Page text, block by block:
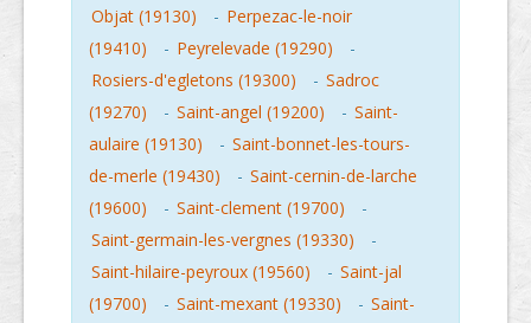
Objat (19130)
- Perpezac-le-noir
(19410)
- Peyrelevade (19290)
-
Rosiers-d'egletons (19300)
- Sadroc
(19270)
- Saint-angel (19200) - Saint-
aulaire (19130)
- Saint-bonnet-les-tours-
de-merle (19430)
- Saint-cernin-de-larche
(19600)
- Saint-clement (19700)
-
Saint-germain-les-vergnes (19330)
-
Saint-hilaire-peyroux (19560)
- Saint-jal
(19700)
- Saint-mexant (19330) - Saint-